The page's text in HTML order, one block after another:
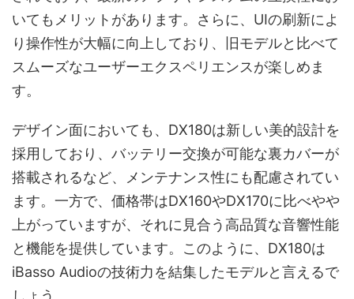
いてもメリットがあります。さらに、UIの刷新によ
り操作性が大幅に向上しており、旧モデルと比べて
スムーズなユーザーエクスペリエンスが楽しめま
す。
デザイン面においても、DX180は新しい美的設計を
採用しており、バッテリー交換が可能な裏カバーが
搭載されるなど、メンテナンス性にも配慮されてい
ます。一方で、価格帯はDX160やDX170に比べやや
上がっていますが、それに見合う高品質な音響性能
と機能を提供しています。このように、DX180は
iBasso Audioの技術力を結集したモデルと言えるで
しょう。